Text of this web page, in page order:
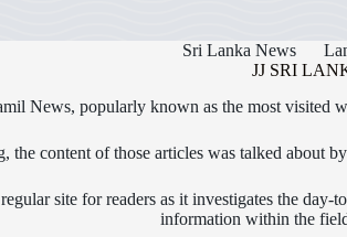
Sri Lanka News
JJ SRI
News, popularly known as the most visited
the content of those articles was talked about
site for readers as it investigates the
information within the